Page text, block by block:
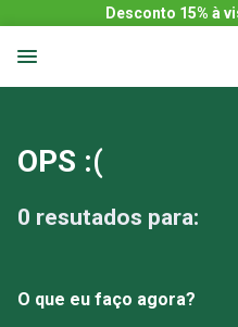
Desconto 15% à
OPS :(
0 resutados para:
O que eu faço agora?